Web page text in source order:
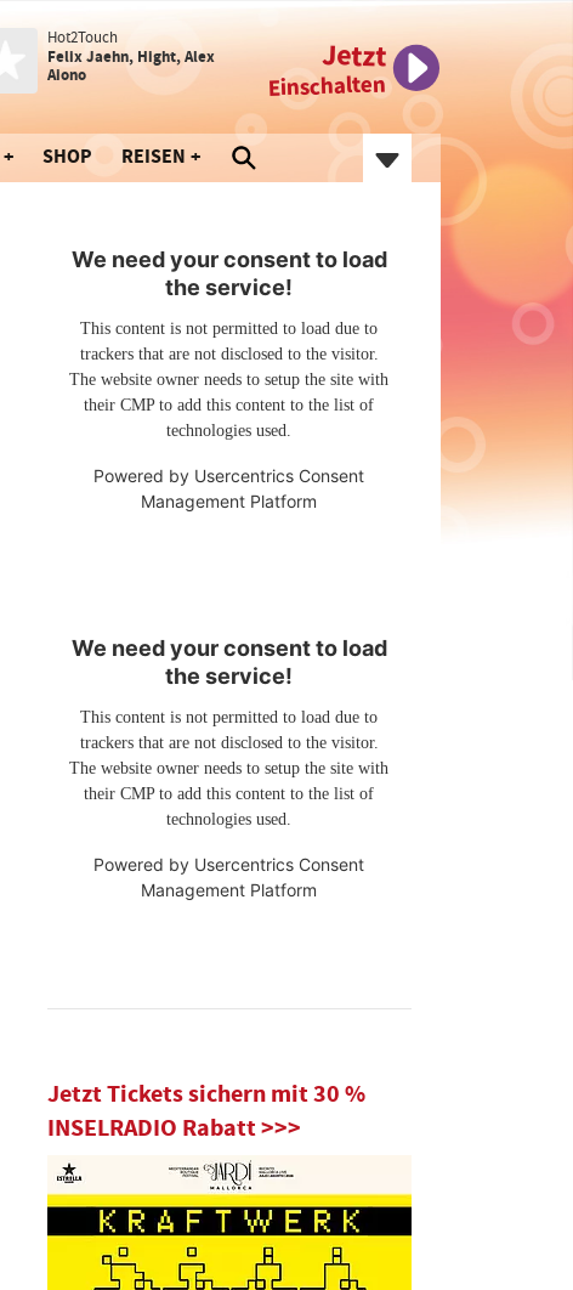
Hot2Touch
Felix Jaehn, Hight, Alex
Aiono
Jetzt
Einschalten
SHOP REISEN
We need your consent to load
the service!
This content is not permitted to load due to
trackers that are not disclosed to the visitor.
The website owner needs to setup the site with
their CMP to add this content to the list of
technologies used.
Powered by Usercentrics Consent
Management Platform
We need your consent to load
the service!
This content is not permitted to load due to
trackers that are not disclosed to the visitor.
The website owner needs to setup the site with
their CMP to add this content to the list of
technologies used.
Powered by Usercentrics Consent
Management Platform
Jetzt Tickets sichern mit 30 %
INSELRADIO Rabatt >>>